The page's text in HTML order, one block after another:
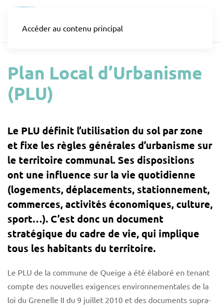
Accéder au contenu principal
Plan Local d’Urbanisme
(PLU)
Le PLU définit l’utilisation du sol par zone
et fixe les règles générales d’urbanisme sur
le territoire communal. Ses dispositions
ont une influence sur la vie quotidienne
(logements, déplacements, stationnement,
commerces, activités économiques, culture,
sport…). C’est donc un document
stratégique du cadre de vie, qui implique
tous les habitants du territoire.
Le PLU de la commune de Queige a été élaboré en tenant
compte des nouvelles exigences environnementales de la
loi du Grenelle II du 9 juillet 2010 et des documents supra-